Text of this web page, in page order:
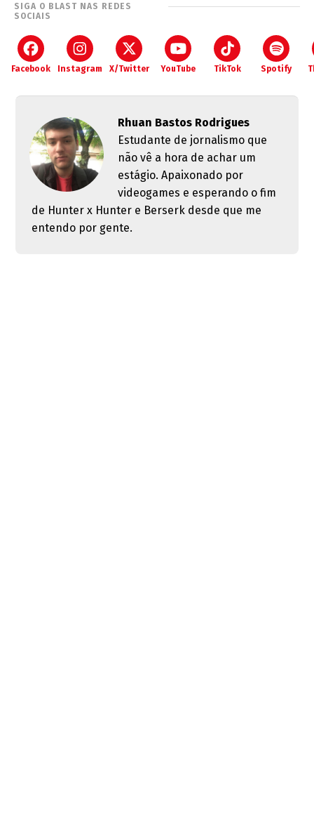
SIGA O BLAST NAS REDES
SOCIAIS
Facebook Instagram X/Twitter YouTube TikTok Spotify
Rhuan Bastos Rodrigues
Estudante de jornalismo que
não vê a hora de achar um
estágio. Apaixonado por
videogames e esperando o fim
de Hunter x Hunter e Berserk desde que me
entendo por gente.